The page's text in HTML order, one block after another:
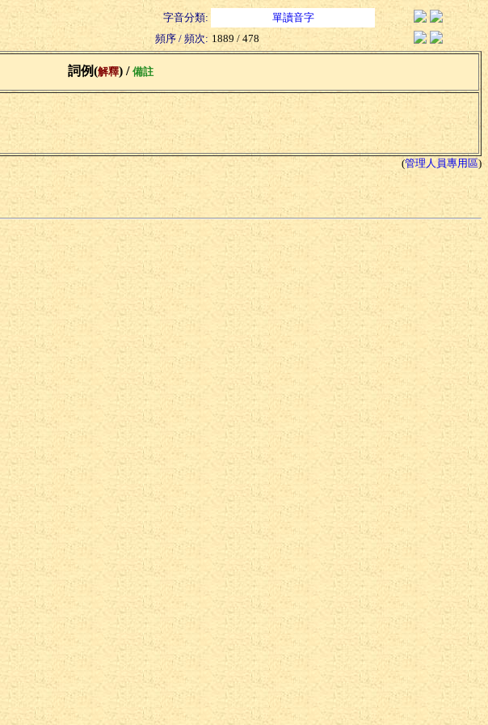
字音分類:
單讀音字
頻序 / 頻次: 1889 / 478
詞例(解釋) / 備註
(管理人員專用區)